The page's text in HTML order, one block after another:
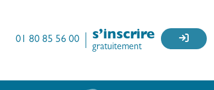
01 80 85 56 00 s’inscrire
gratuitement